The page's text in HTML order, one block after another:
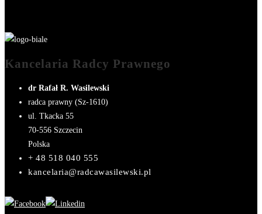
Kancelaria Radcy Prawnego
dr Rafał R. Wasilewski
radca prawny (Sz-1610)
ul. Tkacka 55
70-556 Szczecin
Polska
+ 48 518 040 555
kancelaria@radcawasilewski.pl